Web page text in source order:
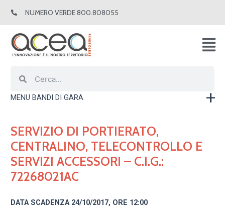
NUMERO VERDE 800.808055
MENU BANDI DI GARA
SERVIZIO DI PORTIERATO,
CENTRALINO, TELECONTROLLO E
SERVIZI ACCESSORI – C.I.G.:
72268021AC
DATA SCADENZA 24/10/2017, ORE 12:00